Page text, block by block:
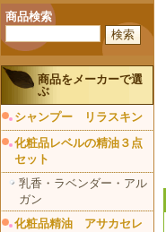
商品検索
商品をメーカーで選
ぶ
シャンプー リラスキン
化粧品レベルの精油３点
セット
乳香・ラベンダー・アル
ガン
化粧品精油 アサカセレ